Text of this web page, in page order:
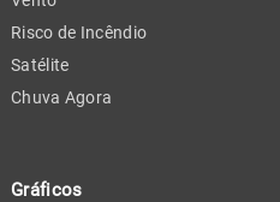
Risco de Incêndio
Satélite
Chuva Agora
Gráficos